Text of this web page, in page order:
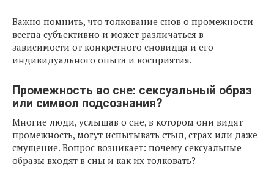
Важно помнить, что толкование снов о промежности
всегда субъективно и может различаться в
зависимости от конкретного сновидца и его
индивидуального опыта и восприятия.
Промежность во сне: сексуальный образ
или символ подсознания?
Многие люди, услышав о сне, в котором они видят
промежность, могут испытывать стыд, страх или даже
смущение. Вопрос возникает: почему сексуальные
образы входят в сны и как их толковать?